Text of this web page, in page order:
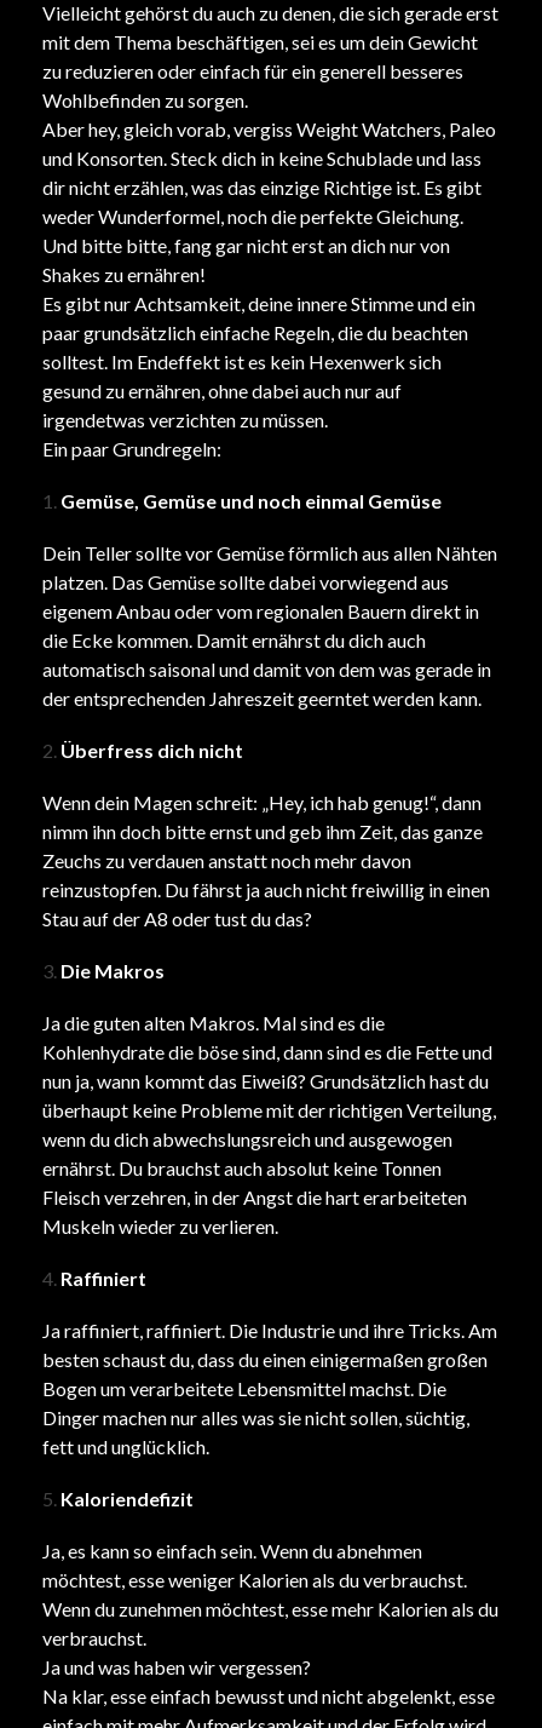
Vielleicht gehörst du auch zu denen, die sich gerade erst
mit dem Thema beschäftigen, sei es um dein Gewicht
zu reduzieren oder einfach für ein generell besseres
Wohlbefinden zu sorgen.
Aber hey, gleich vorab, vergiss Weight Watchers, Paleo
und Konsorten. Steck dich in keine Schublade und lass
dir nicht erzählen, was das einzige Richtige ist. Es gibt
weder Wunderformel, noch die perfekte Gleichung.
Und bitte bitte, fang gar nicht erst an dich nur von
Shakes zu ernähren!
Es gibt nur Achtsamkeit, deine innere Stimme und ein
paar grundsätzlich einfache Regeln, die du beachten
solltest. Im Endeffekt ist es kein Hexenwerk sich
gesund zu ernähren, ohne dabei auch nur auf
irgendetwas verzichten zu müssen.
Ein paar Grundregeln:
Gemüse, Gemüse und noch einmal Gemüse
Dein Teller sollte vor Gemüse förmlich aus allen Nähten
platzen. Das Gemüse sollte dabei vorwiegend aus
eigenem Anbau oder vom regionalen Bauern direkt in
die Ecke kommen. Damit ernährst du dich auch
automatisch saisonal und damit von dem was gerade in
der entsprechenden Jahreszeit geerntet werden kann.
Überfress dich nicht
Wenn dein Magen schreit: „Hey, ich hab genug!“, dann
nimm ihn doch bitte ernst und geb ihm Zeit, das ganze
Zeuchs zu verdauen anstatt noch mehr davon
reinzustopfen. Du fährst ja auch nicht freiwillig in einen
Stau auf der A8 oder tust du das?
Die Makros
Ja die guten alten Makros. Mal sind es die
Kohlenhydrate die böse sind, dann sind es die Fette und
nun ja, wann kommt das Eiweiß? Grundsätzlich hast du
überhaupt keine Probleme mit der richtigen Verteilung,
wenn du dich abwechslungsreich und ausgewogen
ernährst. Du brauchst auch absolut keine Tonnen
Fleisch verzehren, in der Angst die hart erarbeiteten
Muskeln wieder zu verlieren.
Raffiniert
Ja raffiniert, raffiniert. Die Industrie und ihre Tricks. Am
besten schaust du, dass du einen einigermaßen großen
Bogen um verarbeitete Lebensmittel machst. Die
Dinger machen nur alles was sie nicht sollen, süchtig,
fett und unglücklich.
Kaloriendefizit
Ja, es kann so einfach sein. Wenn du abnehmen
möchtest, esse weniger Kalorien als du verbrauchst.
Wenn du zunehmen möchtest, esse mehr Kalorien als du
verbrauchst.
Ja und was haben wir vergessen?
Na klar, esse einfach bewusst und nicht abgelenkt, esse